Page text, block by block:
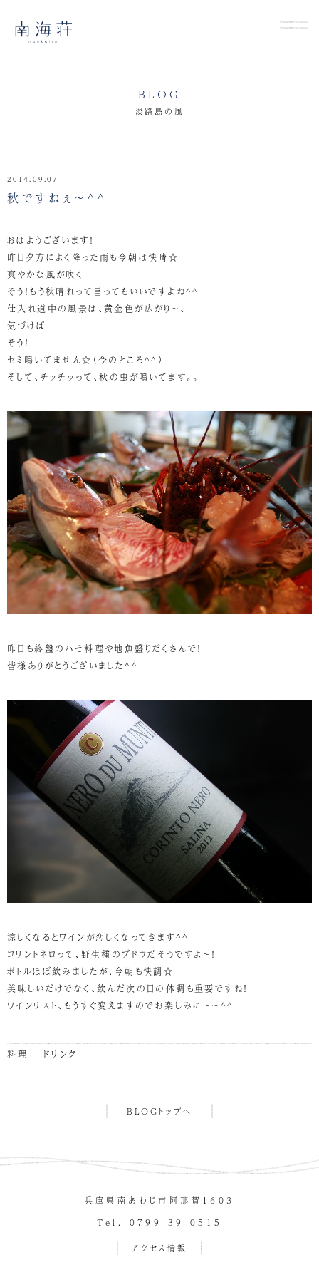
BLOG
淡路島の風
2014.09.07
秋ですねぇ～^^
おはようございます！
昨日夕方によく降った雨も今朝は快晴☆
爽やかな風が吹く
そう！もう秋晴れって言ってもいいですよね^^
仕入れ道中の風景は、黄金色が広がり～、
気づけば
そう！
セミ鳴いてません☆（今のところ^^）
そして、チッチッって、秋の虫が鳴いてます。。
昨日も終盤のハモ料理や地魚盛りだくさんで！
皆様ありがとうございました^^
涼しくなるとワインが恋しくなってきます^^
コリントネロって、野生種のブドウだそうですよ～！
ボトルほぼ飲みましたが、今朝も快調☆
美味しいだけでなく、飲んだ次の日の体調も重要ですね！
ワインリスト、もうすぐ変えますのでお楽しみに～～^^
料理 - ドリンク
BLOGトップへ
兵庫県南あわじ市阿那賀１６０３
Tel. 0799-39-0515
アクセス情報